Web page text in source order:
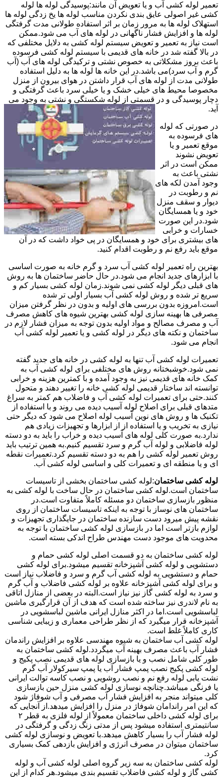
تعمیر لوله کشی آب و یا تعویض آن مانند:پوسیدگی لوله ها لوله
کشی غیر اصولی عایق بندی نکردن مناسب لوله ها یخ زدگی لوله ها
استهلاک لوله ها به مرور زمان بر اثر استفاده طولانی مدت گرفتگی
لوله ها و افزایش فشار ناگهانی در لوله های آب می شود.ممکن
است نیاز به تعمیر و تعویض سیستم لوله کشی به دلایل مختلفی که
در بالا گفته شد در خانه های قدیمی با سیستم لوله کشی فرسوده
باعث بروز مشکلاتی به خصوص نشتی و ترکیدگی لوله های آب (آب
گرم و آب سرد)می باشد.در این خانه ها لوله ها به دلیل استفاده
طولانی مدت از لوله های آب قرار داشتن در هوای بیرون از منزل
مخصوصا محیط های خیلی خشک و یا خیلی سرد باعث گرفتگی و
دچار پوسیدگی و در قسمتی از لوله شکستگی و نشتی به وجود می
آید.
در صورتی که لوله
های فرسوده به
موقع تعمیر و یا
تعویض نشوند
ممکن است در اثر
نشتی باعث به
وجود آمدن لکه های
نم و رطوبت در
دیوار و سقف منزل
خود و یا همسایگان
شود.در این صورت
خسارات و خرابی
های بیشتری برای خود و همسایگان در پی خواد داشت که در آن
موقع باید رفع نم و رطوبت اقدام کنید.
بهترین راه تعمیر لوله کشی آب سرد و گرم خانه به صورت اساسی
با ابزارهای جدید انجام می شود.در حال حاضر ساختمان ها به روش
های قبلی دیگر لوله کشی نمی شوند.زمان لوله کشی بسیار کم و
سریع تر شده و روش لوله کشی آب بسیار اولی تر شده
است.امروزه بدون بررسی های اولیه و بدون در نظر گرفتن میزان
مصرفی ها بهینه سازی لوله کشی بهترین شیوه های کاهش مصرف
آب و مصرف مصالح و مواد اولیه بدون توجه به میزان فشار لازم در
ساختمان و نکته های دیگر در لوله کشی و یا تعمیر لوله کشی آب
انجام می شود.
تعمیرات لوله کشی آب تنها به لوله کشی در خانه های جدید گفته
نمی شود.خوشبختانه روش های مختلفی برای لوله کشی آب به
کمک خانه های قدیمی نیز به وجود آمده و با کمترین هزینه و خرابی
توانسته اند ساختار قدیمی لوله کشی خانه را تغییر دهند و متحول
کنند.حتی برای تعمیرات لوله کشی آب و فاضلاب هم کمتر به سراغ
متدهای قبلی برای اصلاح لوله آسیب دیده می روند و با استفاده از
تکنیک ها و روش های نوین آسیب لوله اصلاح می شود که دیگر حتی
نیازی به تخریب و یا استفاده از از ابزارها و تجهیزات زیادی هم
ندارد.به صورت کلی لوله های آسیب دیده و خراب را باید به دو دسته
لوله فاضلابی و لوله آب گرم و سرد تقسیم کنیم.به همین ترتیب باید
روش تعمیر لوله کشی را هم به دو دسته تقسیم کرد.تعمیرات نقطه
ای و یا منطقه ای و تعمیرات کلی و اساسی لوله کشی آب.
لوله کشی ساختمان:لوله کشی ساختمان بخشی از تاسیسات
ساختمان است.لوله کشی ساختمان در حال ساخت با لوله کشی به
منظور بازسازی ساختمان دو مسئله کاملاً متفاوت است.در
ساختمان های نوساز با توجه به اینکه تاسیسات ساختمان از روی
نقشه پیش میرود دست سازنده ساختمان در جایگذاری تجهیزات و
لوازم بازتر است اما در بازسازی لوله کشی ساختمان با توجه به
محدویت های موجود دست مهندس طراح اندکی بسته است.
لوله کشی ساختمان به دو قسمت اصلی لوله کشی حمام و
دستشویی و لوله کشی آشپزخانه تقسیم میشود.برای لوله کشی
حمام و دستشویی به لوله کشی آب گرم و سرد و فاضلاب نیاز است
و برای لوله کشی آشپزخانه علاوه بر لوله کشی فاضلاب و آب گرم
و سرد به لوله کشی گاز نیز نیاز است.البته در بعضی از منازل اتاقی
به نام لاندری نیز ساخته شده است که هدف از آن قرارگیری ماشین
لباسشویی است.اما در اکثر منازل ایرانی ماشین لباسشویی در
آشپزخانه قرار میگیرد که از نظر طراحی معماری و زیبایی شناسی
کاری کاملاً غلط است.
لوله کشی آب ساختمان به شیوه مهندسی علاوه بر افزایش راندمان
فشار آب باعث مصرف بهینه آب میگردد.لوله کشی ساختمان به
طور کلی شامل نصب و یا بازسازی لوله های قدیمی نصب پکیج و
لوله کشی پکیج نصب پمپ فشار آب یا پمپ سیرکولار آب گرم
نشت یابی لوله رفع نم و نصب روشویی و نصب کاسه توالت ایرانی
یا فرنگی میباشد.چنانچه نوسازی لوله کشی منزل حین بازسازی
کلی میتواند منجر به افزایش فشار آب مصرفی و آب شوفاژ شود
که این امر راندامان شوفاژ در منزل را افزایش میدهد.از آنجایی که
برای لوله کشی داخلی ساختمان معمولاً از لوله فلزی به قطر ۲
سانتیمتری استفاده میشود پس از مدتی زنگ زدگی و گرفتگی در
لوله فشار آب را بسیار کاهش میدهد.با تعویض و نوسازی لوله کشی
ساختمان میتوان در مصرف انرژی و افزایش بازدهی کمک بسیاری
کرد.
لوله کشی ساختمان به سه زیر گروه اصلی لوله کشی آب و لوله
کشی گاز و لوله کشی فاضلاب تقسیم بندی میشود.هر کدام از این